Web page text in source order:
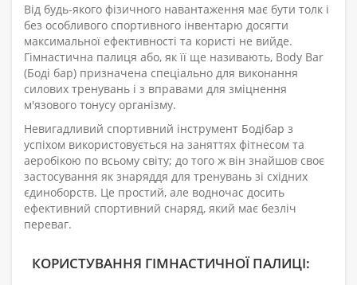
Від будь-якого фізичного навантаження має бути толк і
без особливого спортивного інвентарю досягти
максимальної ефективності та користі не вийде.
Гімнастична палиця або, як її ще називають, Body Bar
(Боді бар) призначена спеціально для виконання
силових тренувань і з вправами для зміцнення
м'язового тонусу організму.
Невигадливий спортивний інструмент Бодібар з
успіхом використовується на заняттях фітнесом та
аеробікою по всьому світу; до того ж він знайшов своє
застосування як знаряддя для тренувань зі східних
єдиноборств. Це простий, але водночас досить
ефективний спортивний снаряд, який має безліч
переваг.
КОРИСТУВАННЯ ГІМНАСТИЧНОЇ ПАЛИЦІ: